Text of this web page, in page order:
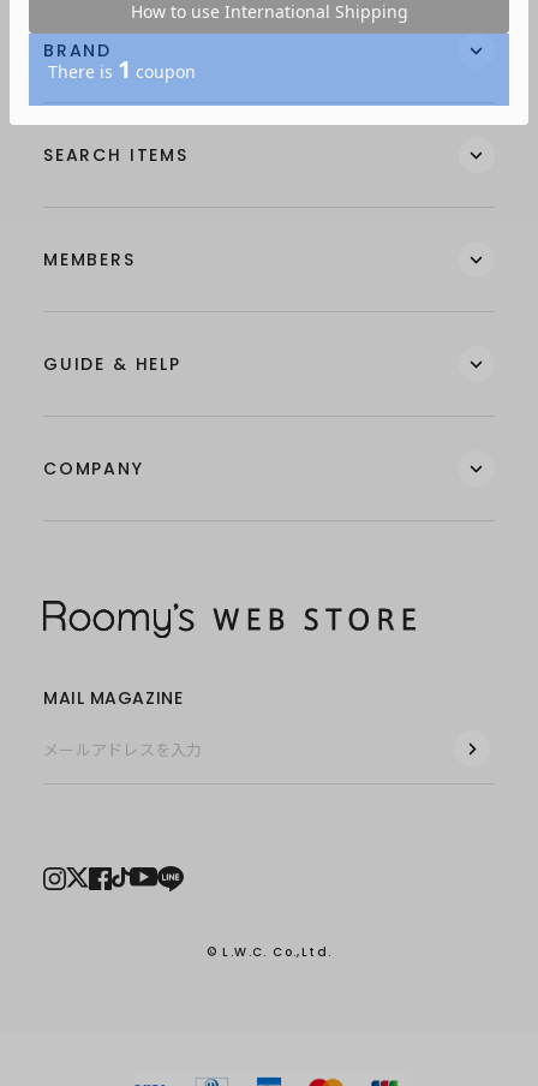
BRAND
SEARCH ITEMS
MEMBERS
GUIDE & HELP
COMPANY
MAIL MAGAZINE
© L.W.C. Co.,Ltd.